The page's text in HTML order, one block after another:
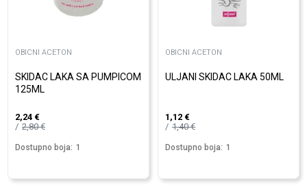
OBICNI ACETON
SKIDAC LAKA SA PUMPICOM
125ML
2,24 €
2,80€
Dostupno boja: 1
OBICNI ACETON
ULJANI SKIDAC LAKA 50ML
1,12 €
1,40€
Dostupno boja: 1